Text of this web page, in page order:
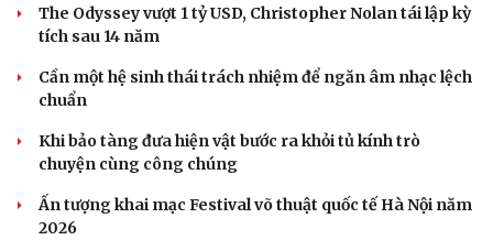
The Odyssey vượt 1 tỷ USD, Christopher Nolan tái lập kỳ
tích sau 14 năm
Cần một hệ sinh thái trách nhiệm để ngăn âm nhạc lệch
chuẩn
Khi bảo tàng đưa hiện vật bước ra khỏi tủ kính trò
chuyện cùng công chúng
Ấn tượng khai mạc Festival võ thuật quốc tế Hà Nội năm
2026